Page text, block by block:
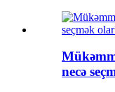
necə